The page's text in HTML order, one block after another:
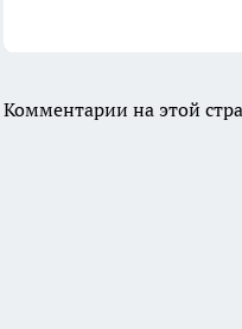
Комментарии на этой